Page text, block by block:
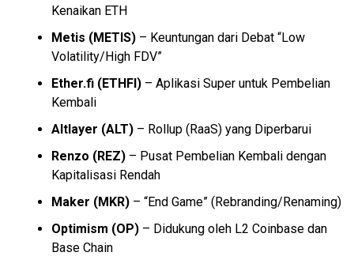
Kenaikan ETH
Metis (METIS) – Keuntungan dari Debat “Low
Volatility/High FDV”
Ether.fi (ETHFI) – Aplikasi Super untuk Pembelian
Kembali
Altlayer (ALT) – Rollup (RaaS) yang Diperbarui
Renzo (REZ) – Pusat Pembelian Kembali dengan
Kapitalisasi Rendah
Maker (MKR) – “End Game” (Rebranding/Renaming)
Optimism (OP) – Didukung oleh L2 Coinbase dan
Base Chain